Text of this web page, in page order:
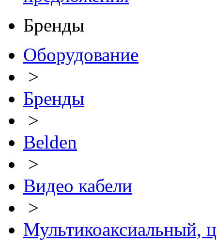
Бренды
Оборудование
>
Бренды
>
Belden
>
Видео кабели
>
Мультикоаксиальный,